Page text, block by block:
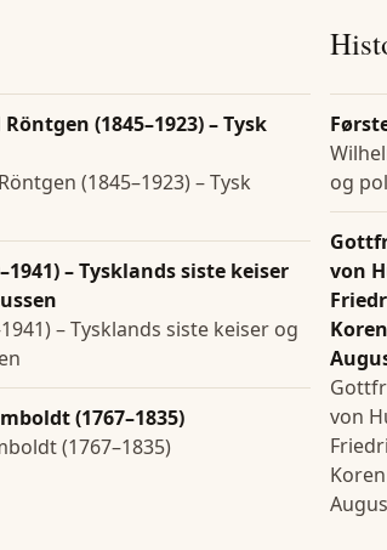
(1845–1923) – Tysk
(1845–1923) – Tysk
– Tysklands siste keiser
– Tysklands siste keiser og
(1767–1835)
(1767–1835)
og
von
von